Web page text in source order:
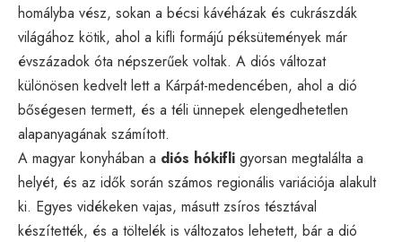
homályba vész, sokan a bécsi kávéházak és cukrászdák
világához kötik, ahol a kifli formájú péksütemények már
évszázadok óta népszerűek voltak. A diós változat
különösen kedvelt lett a Kárpát-medencében, ahol a dió
bőségesen termett, és a téli ünnepek elengedhetetlen
alapanyagának számított.
A magyar konyhában a diós hókifli gyorsan megtalálta a
helyét, és az idők során számos regionális variációja alakult
ki. Egyes vidékeken vajas, másutt zsíros tésztával
készítették, és a töltelék is változatos lehetett, bár a dió